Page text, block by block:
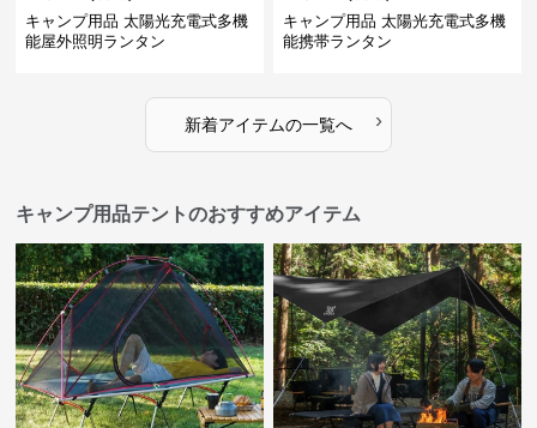
キャンプ用品 太陽光充電式多機
能屋外照明ランタン
キャンプ用品 太陽光充電式多機
能携帯ランタン
新着アイテムの一覧へ ›
キャンプ用品テントのおすすめアイテム